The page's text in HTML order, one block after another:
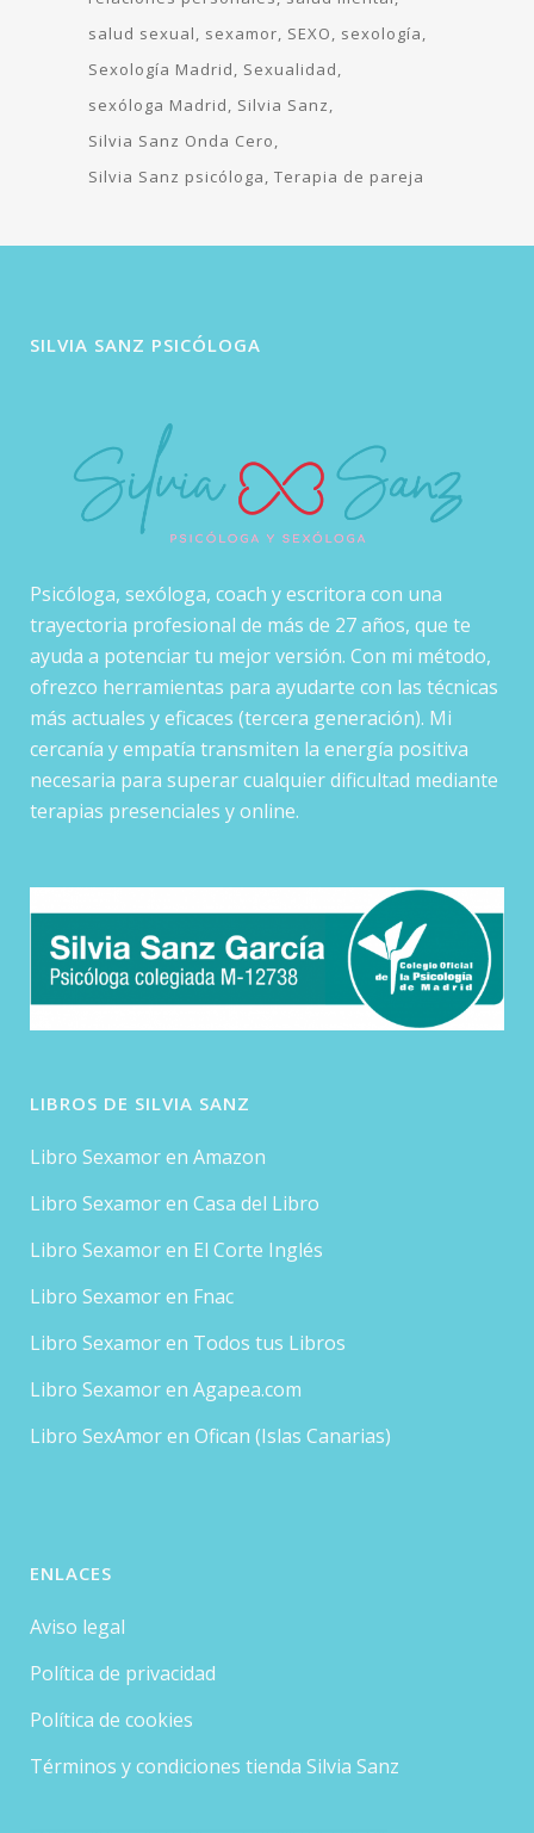
salud sexual
sexamor SEXO
sexología
Sexología Madrid
Sexualidad
sexóloga Madrid
Silvia Sanz
Silvia Sanz Onda Cero
Silvia Sanz psicóloga Terapia de pareja
SILVIA SANZ PSICÓLOGA
Psicóloga, sexóloga, coach y escritora con una
trayectoria profesional de más de 27 años, que te
ayuda a potenciar tu mejor versión. Con mi método,
ofrezco herramientas para ayudarte con las técnicas
más actuales y eficaces (tercera generación). Mi
cercanía y empatía transmiten la energía positiva
necesaria para superar cualquier dificultad mediante
terapias presenciales y online.
LIBROS DE SILVIA SANZ
Libro Sexamor en Amazon
Libro Sexamor en Casa del Libro
Libro Sexamor en El Corte Inglés
Libro Sexamor en Fnac
Libro Sexamor en Todos tus Libros
Libro Sexamor en Agapea.com
Libro SexAmor en Ofican (Islas Canarias)
ENLACES
Aviso legal
Política de privacidad
Política de cookies
Términos y condiciones tienda Silvia Sanz